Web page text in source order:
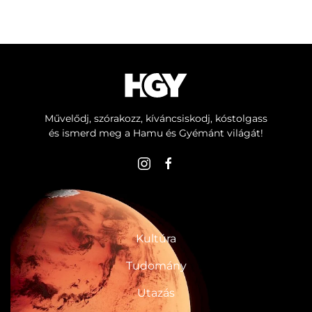
Művelődj, szórakozz, kíváncsiskodj, kóstolgass
és ismerd meg a Hamu és Gyémánt világát!
ROVATOK
Kultúra
Tudomány
Utazás